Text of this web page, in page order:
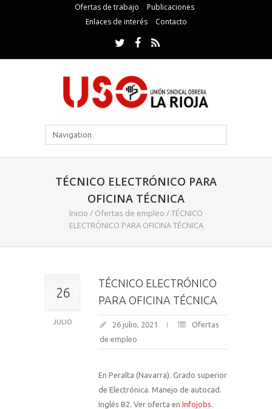
Ofertas de trabajo
Publicaciones
Enlaces de interés
Contacto
TÉCNICO ELECTRÓNICO PARA
OFICINA TÉCNICA
Inicio / Ofertas de empleo /TÉCNICO
ELECTRÓNICO PARA OFICINA TÉCNICA
26
JULIO
TÉCNICO ELECTRÓNICO
PARA OFICINA TÉCNICA
26 julio, 2021
Ofertas
de empleo
En Peralta (Navarra). Grado superior
de Electrónica. Manejo de autocad.
Inglés B2. Ver oferta en Infojobs.